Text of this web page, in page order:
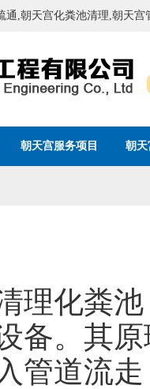
通,朝天宫化粪池清理,朝天
朝天宫服务项目 朝天
理化粪
备。其
管道流